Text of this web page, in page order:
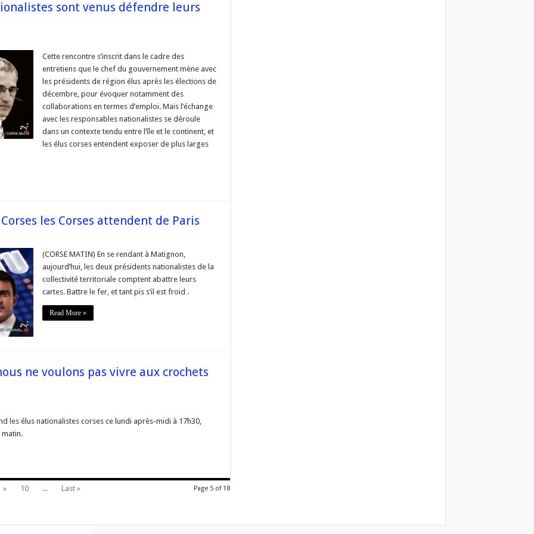
sont venus défendre leurs
Cette rencontre s’inscrit dans le cadre des
entretiens que le chef du gouvernement mène avec
les présidents de région élus après les élections de
décembre, pour évoquer notamment des
collaborations en termes d’emploi. Mais l’échange
avec les responsables nationalistes se déroule
dans un contexte tendu entre l’île et le continent, et
les élus corses entendent exposer de plus larges
les Corses attendent de Paris
(CORSE MATIN) En se rendant à Matignon,
aujourd’hui, les deux présidents nationalistes de la
collectivité territoriale comptent abattre leurs
cartes. Battre le fer, et tant pis s’il est froid .
Read More »
ne voulons pas vivre aux crochets
»
les élus nationalistes corses ce lundi après-midi à 17h30,
matin.
Page 5 of 18
» 10 ... Last »